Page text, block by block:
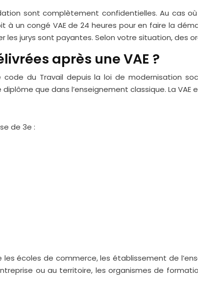
sont complètement confidentielles. Au cas
à un congé VAE de 24 heures pour en faire la
jurys sont payantes. Selon votre situation, des
après une VAE ?
du Travail depuis la loi de modernisation
que dans l’enseignement classique. La VAE
de 3e :
écoles de commerce, les établissement de
ou au territoire, les organismes de